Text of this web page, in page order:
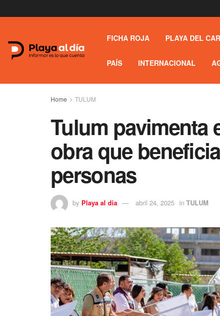
FICHA ROJA PLAYA DEL
PAÍS INTERNACIONAL
Home TULUM
Tulum pavimenta
obra que
personas
by Playa al dia abril 24, 2025 in TULUM